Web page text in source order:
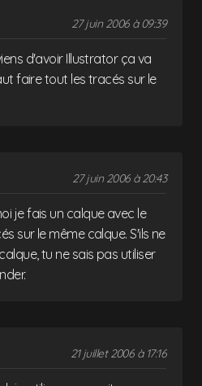
27 juin 2006 à 09:39
d'avoir Illustrator ça va
faire tout les tracés sur le
27 juin 2006 à 20:43
je fais un calque avec le
sur le même calque. S'ils ne
tu ne sais pas utiliser
21 juillet 2006 à 17:16